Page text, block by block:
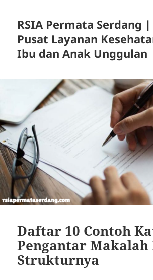
RSIA Permata Serdang |
Pusat Layanan
Ibu dan Anak Unggulan
Daftar 10 Contoh
Pengantar Makalah
Strukturnya